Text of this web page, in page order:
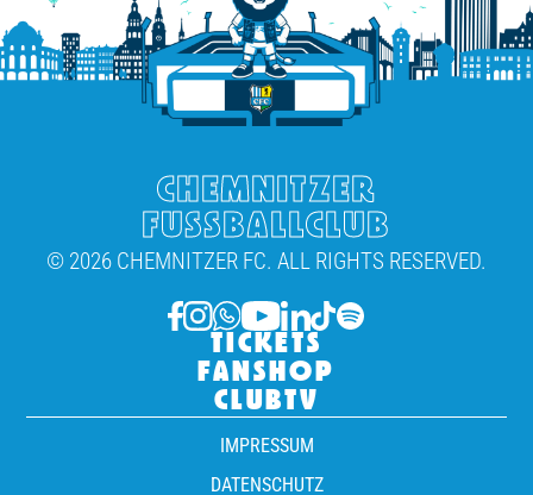
CHEMNITZER
FUSSBALLCLUB
© 2026 CHEMNITZER FC. ALL RIGHTS RESERVED.
TICKETS
FANSHOP
CLUBTV
IMPRESSUM
DATENSCHUTZ